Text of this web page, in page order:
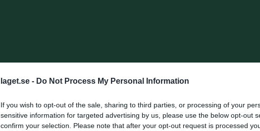
laget.se - Do Not Process My Personal Information
If you wish to opt-out of the sale, sharing to third parties, or processing of your
sensitive information for targeted advertising by us, please use the below opt-out
confirm your selection. Please note that after your opt-out request is processed